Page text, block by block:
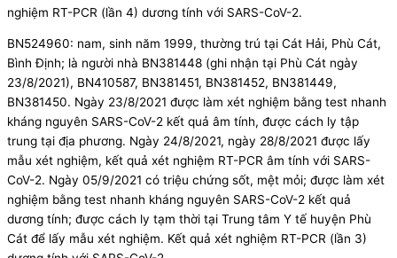
nghiệm RT-PCR (lần 4) dương tính với SARS-CoV-2.
BN524960: nam, sinh năm 1999, thường trú tại Cát Hải, Phù Cát,
Bình Định; là người nhà BN381448 (ghi nhận tại Phù Cát ngày
23/8/2021), BN410587, BN381451, BN381452, BN381449,
BN381450. Ngày 23/8/2021 được làm xét nghiệm bằng test nhanh
kháng nguyên SARS-CoV-2 kết quả âm tính, được cách ly tập
trung tại địa phương. Ngày 24/8/2021, ngày 28/8/2021 được lấy
mẫu xét nghiệm, kết quả xét nghiệm RT-PCR âm tính với SARS-
CoV-2. Ngày 05/9/2021 có triệu chứng sốt, mệt mỏi; được làm xét
nghiệm bằng test nhanh kháng nguyên SARS-CoV-2 kết quả
dương tính; được cách ly tạm thời tại Trung tâm Y tế huyện Phù
Cát để lấy mẫu xét nghiệm. Kết quả xét nghiệm RT-PCR (lần 3)